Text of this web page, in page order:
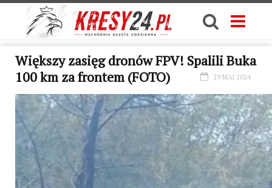
Większy zasięg dronów FPV! Spalili Buka
100 km za frontem (FOTO)
29 MAJ 2024